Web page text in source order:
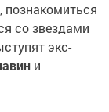
со звездами
экс-
и